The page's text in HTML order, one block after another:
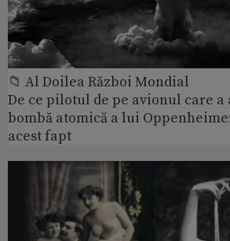
📁 Al Doilea Război Mondial
De ce pilotul de pe avionul care
bombă atomică a lui
acest fapt